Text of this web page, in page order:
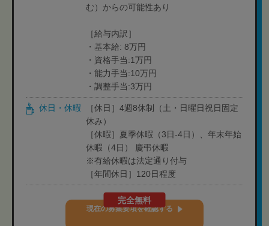
む）からの可能性あり
［給与内訳］
・基本給: 8万円
・資格手当:1万円
・能力手当:10万円
・調整手当:3万円
休日・休暇
［休日］4週8休制（土・日曜日祝日固定
休み）
［休暇］夏季休暇（3日‐4日）、年末年始
休暇（4日） 慶弔休暇
※有給休暇は法定通り付与
［年間休日］120日程度
完全無料
現在の募集要項を確認する